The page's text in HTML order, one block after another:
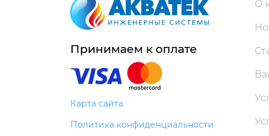
Принимаем к оплате
Карта сайта
Политика конфиденциальности
О